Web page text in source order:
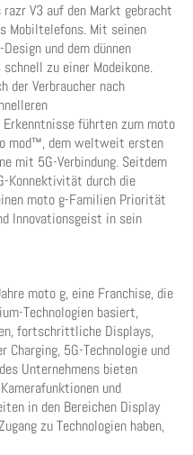
V3 auf den Markt gebracht
Mobiltelefons. Mit seinen
und dem dünnen
zu einer Modeikone.
der Verbraucher nach
führten zum moto
mod™, dem weltweit ersten
mit 5G-Verbindung. Seitdem
Konnektivität durch die
moto g-Familien Priorität
Innovationsgeist in sein
moto g, eine Franchise, die
Technologien basiert,
fortschrittliche Displays,
Charging, 5G-Technologie und
Unternehmens bieten
und
in den Bereichen Display
zu Technologien haben,